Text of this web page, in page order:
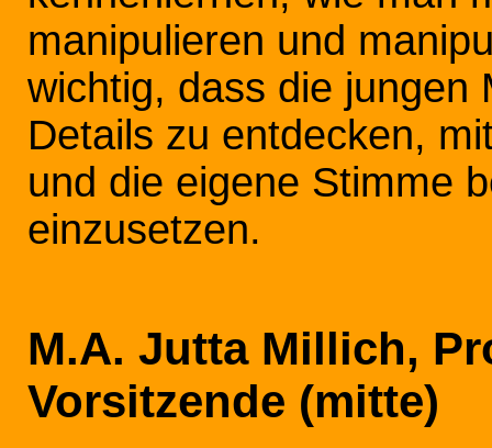
manipulieren und
wichtig, dass die jungen
Details zu entdecken,
und die eigene Stimme
einzusetzen.
M.A. Jutta Millich,
Vorsitzende (mitte)